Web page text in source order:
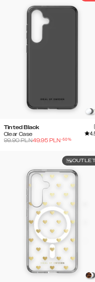
Tinted Black
Clear Case
99.90PLN49.95 PLN-50%